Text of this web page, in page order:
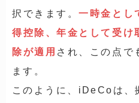
択できます。一時金とし
得控除、年金として受け
除が適用 され、この点で
ます。
このように、iDeCoは、